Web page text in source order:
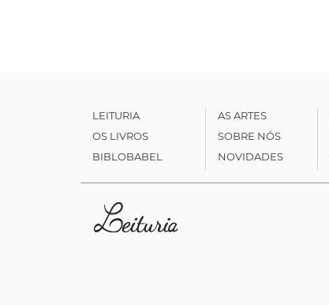
LEITURIA
OS LIVROS
BIBLOBABEL
AS ARTES
SOBRE NÓS
NOVIDADES